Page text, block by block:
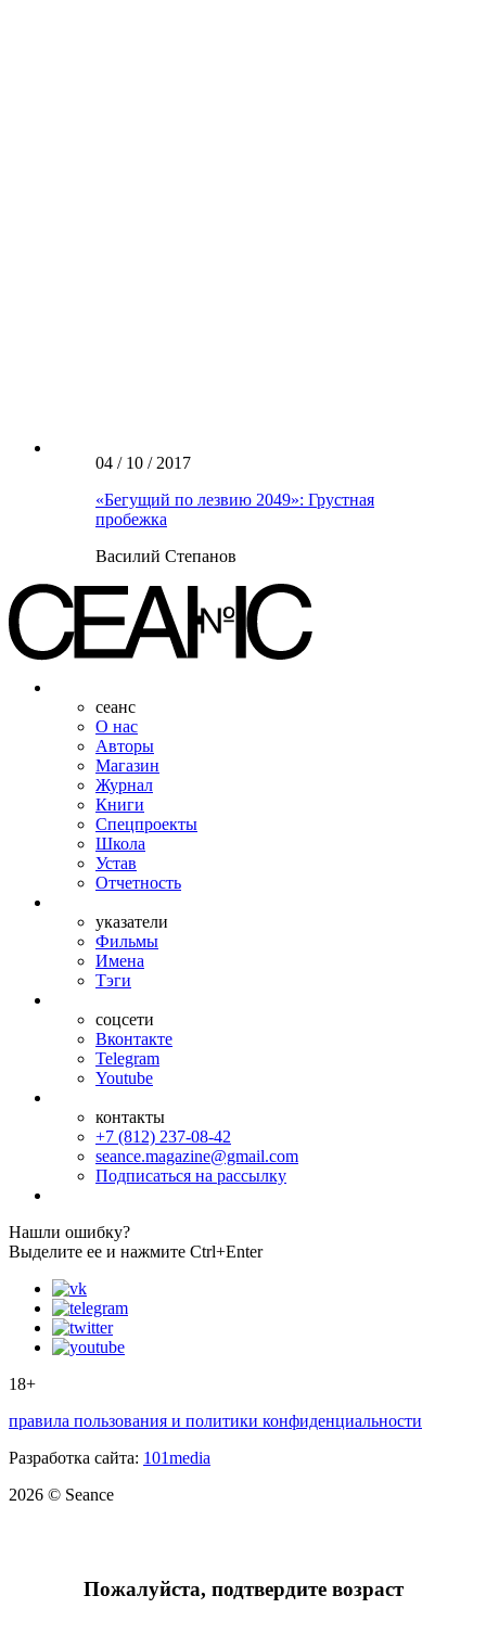
04 / 10 / 2017
«Бегущий по лезвию 2049»: Грустная
пробежка
Василий Степанов
сеанс
О нас
Авторы
Магазин
Журнал
Книги
Спецпроекты
Школа
Устав
Отчетность
указатели
Фильмы
Имена
Тэги
соцсети
Вконтакте
Telegram
Youtube
контакты
+7 (812) 237-08-42
seance.magazine@gmail.com
Подписаться на рассылку
Нашли ошибку?
Выделите ее и нажмите Ctrl+Enter
18+
правила пользования и политики конфиденциальности
Разработка сайта: 101media
2026 © Seance
Пожалуйста, подтвердите возраст